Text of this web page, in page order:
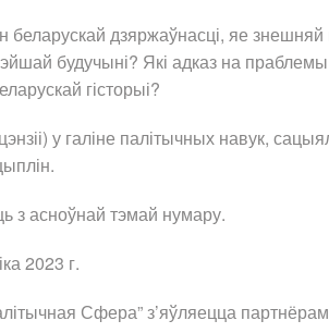
дзяржаўнасці, яе знешняй
будучыні? Які адказ на
гісторыі?
у галіне палітычных навук,
з асноўнай тэмай нумару.
2023 г.
Сфера” з’яўляецца